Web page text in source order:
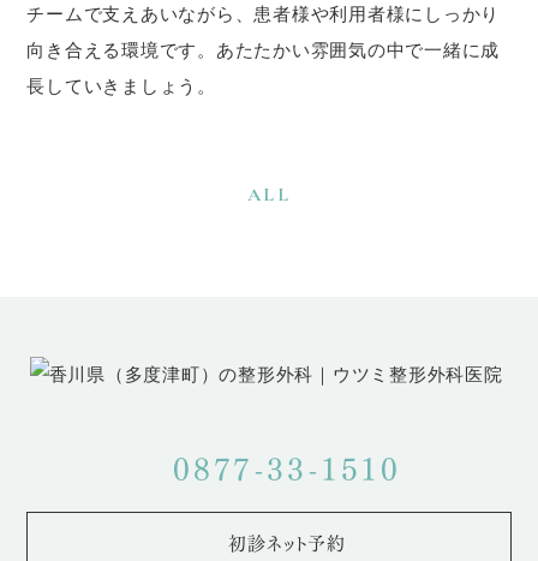
チームで支えあいながら、患者様や利用者様にしっかり
向き合える環境です。あたたかい雰囲気の中で一緒に成
長していきましょう。
ALL
0877-33-1510
初診ネット予約